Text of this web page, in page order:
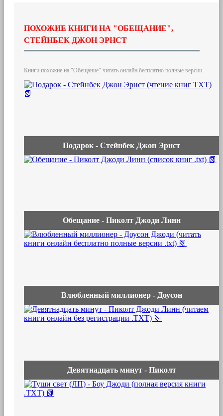
ПОХОЖИЕ КНИГИ НА "ОБЕЩАНИЕ",
СТЕЙНБЕК ДЖОН ЭРНСТ
Книги похожие на "Обещание" читать онлайн бесплатно полные версии.
Подарок - Стейнбек Джон Эрнст
Обещание - Пиколт Джоди Линн
Влюбленный миллионер - Доусон
Девятнадцать минут - Пиколт